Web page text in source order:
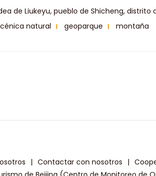
de Liukeyu, pueblo de Shicheng, distrito
natural
geoparque montaña
| Contactar con nosotros |